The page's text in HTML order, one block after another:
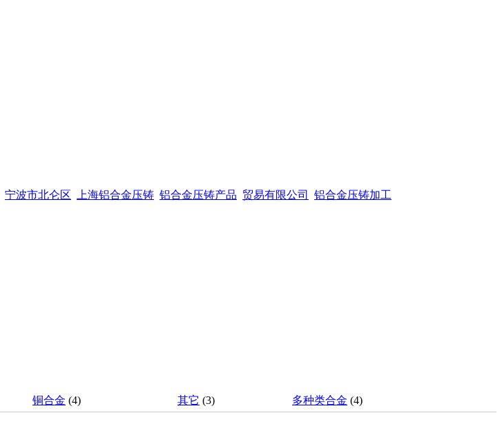
宁波市北仑区 上海铝合金压铸 铝合金压铸产品 贸易有限公司 铝合金压铸加工
铜合金 (4) 其它 (3) 多种类合金 (4)